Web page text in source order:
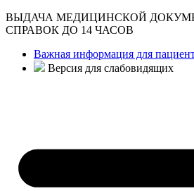
ВЫДАЧА МЕДИЦИНСКОЙ
СПРАВОК ДО 14 ЧАСОВ
Важная информация для
Версия для слабовидящих